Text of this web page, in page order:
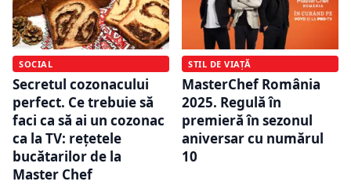
SOCIAL
Secretul cozonacului
perfect. Ce trebuie să
faci ca să ai un cozonac
ca la TV: rețetele
bucătarilor de la
Master Chef
STIL DE VIAȚĂ
MasterChef România
2025. Regulă în
premieră în sezonul
aniversar cu numărul
10